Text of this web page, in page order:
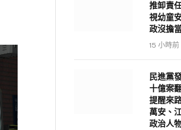
推卸責
視幼童
政沒擔
15 小時前
民進黨
十億案
提醒來
萬安、
政治人